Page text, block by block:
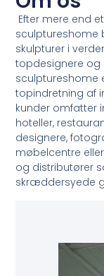
Efter mere end
sculptureshome
skulpturer i
topdesignere og
sculptureshome
topindretning af
kunder omfatter
hoteller,
designere,
møbelcentre
og distributører
skræddersyede